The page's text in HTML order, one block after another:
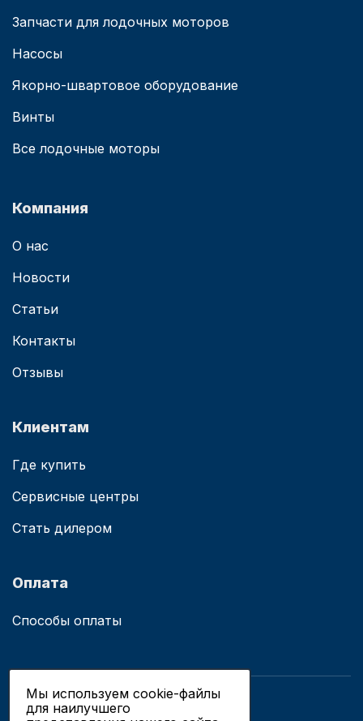
Запчасти для лодочных моторов
Насосы
Якорно-швартовое оборудование
Винты
Все лодочные моторы
Компания
О нас
Новости
Статьи
Контакты
Отзывы
Клиентам
Где купить
Сервисные центры
Стать дилером
Оплата
Способы оплаты
© 2019 - 2026 ООО «Сианово»
Мы используем cookie-файлы
для наилучшего